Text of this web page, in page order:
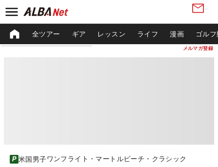
メルマガ登録
全ツアー ギア レッスン ライフ 漫画 ゴル
米国男子ワンフライト・マートルビーチ・クラシック